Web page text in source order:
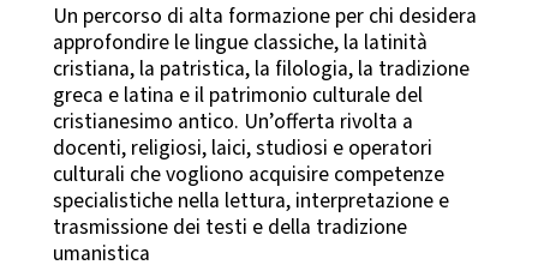
Un percorso di alta formazione per chi desidera
approfondire le lingue classiche, la latinità
cristiana, la patristica, la filologia, la tradizione
greca e latina e il patrimonio culturale del
cristianesimo antico. Un’offerta rivolta a
docenti, religiosi, laici, studiosi e operatori
culturali che vogliono acquisire competenze
specialistiche nella lettura, interpretazione e
trasmissione dei testi e della tradizione
umanistica